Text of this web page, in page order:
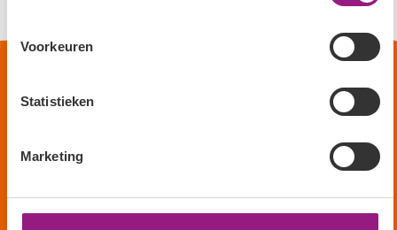
Voorkeuren
Statistieken
Marketing
maak een afspraak of bel naar: 06-22141265
Maak een afspraak